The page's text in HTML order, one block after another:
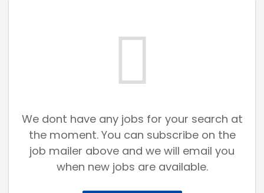
We dont have any jobs for your search at
the moment. You can subscribe on the
job mailer above and we will email you
when new jobs are available.